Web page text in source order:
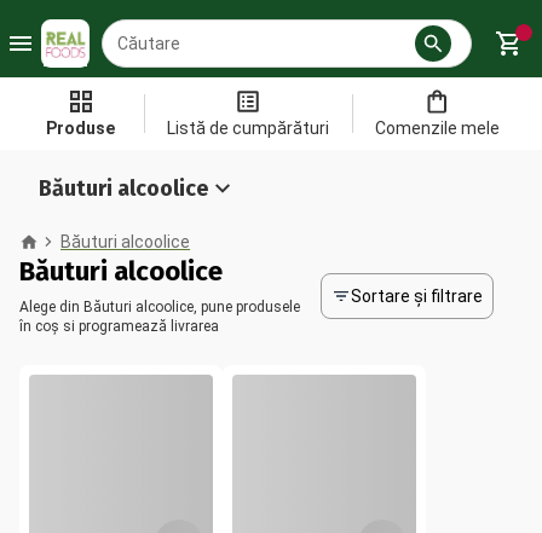
Produse Listă de cumpărături Comenzile mele
Băuturi alcoolice
Băuturi alcoolice
Băuturi alcoolice
Alege din Băuturi alcoolice, pune produsele
în coș si programează livrarea
Sortare și filtrare